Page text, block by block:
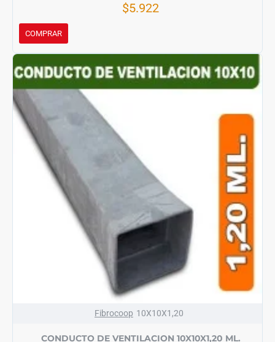
$5.922
COMPRAR
Fibrocoop 10X10X1,20
CONDUCTO DE VENTILACION 10X10X1,20 ML.